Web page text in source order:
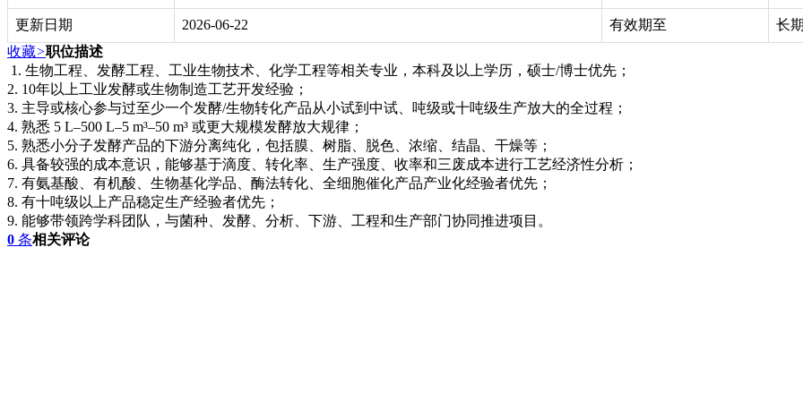
更新日期 2026-06-22 有效期至
长
收藏>职位描述
1. 生物工程、发酵工程、工业生物技术、化学工程等相关专业，本科及以上学历，硕士/博士优先；
2. 10年以上工业发酵或生物制造工艺开发经验；
3. 主导或核心参与过至少一个发酵/生物转化产品从小试到中试、吨级或十吨级生产放大的全过程；
4. 熟悉 5 L–500 L–5 m³–50 m³ 或更大规模发酵放大规律；
5. 熟悉小分子发酵产品的下游分离纯化，包括膜、树脂、脱色、浓缩、结晶、干燥等；
6. 具备较强的成本意识，能够基于滴度、转化率、生产强度、收率和三废成本进行工艺经济性分析；
7. 有氨基酸、有机酸、生物基化学品、酶法转化、全细胞催化产品产业化经验者优先；
8. 有十吨级以上产品稳定生产经验者优先；
9. 能够带领跨学科团队，与菌种、发酵、分析、下游、工程和生产部门协同推进项目。
0 条相关评论